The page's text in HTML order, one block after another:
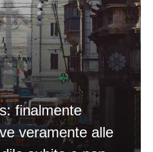
finalmente
veramente alle